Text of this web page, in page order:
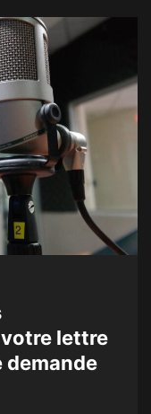
votre lettre
demande